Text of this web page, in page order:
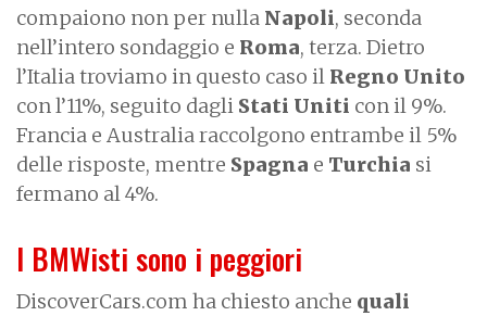
compaiono non per nulla Napoli, seconda
nell’intero sondaggio e Roma, terza. Dietro
l’Italia troviamo in questo caso il Regno Unito
con l’11%, seguito dagli Stati Uniti con il 9%.
Francia e Australia raccolgono entrambe il 5%
delle risposte, mentre Spagna e Turchia si
fermano al 4%.
I BMWisti sono i peggiori
DiscoverCars.com ha chiesto anche quali